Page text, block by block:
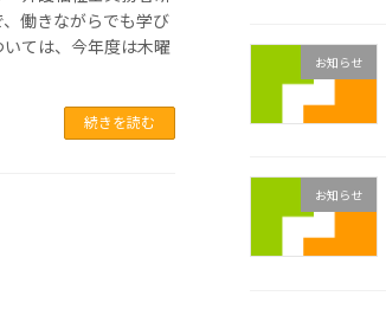
働きながらでも学び
ては、今年度は木曜
続きを読む
お知らせ
お知らせ